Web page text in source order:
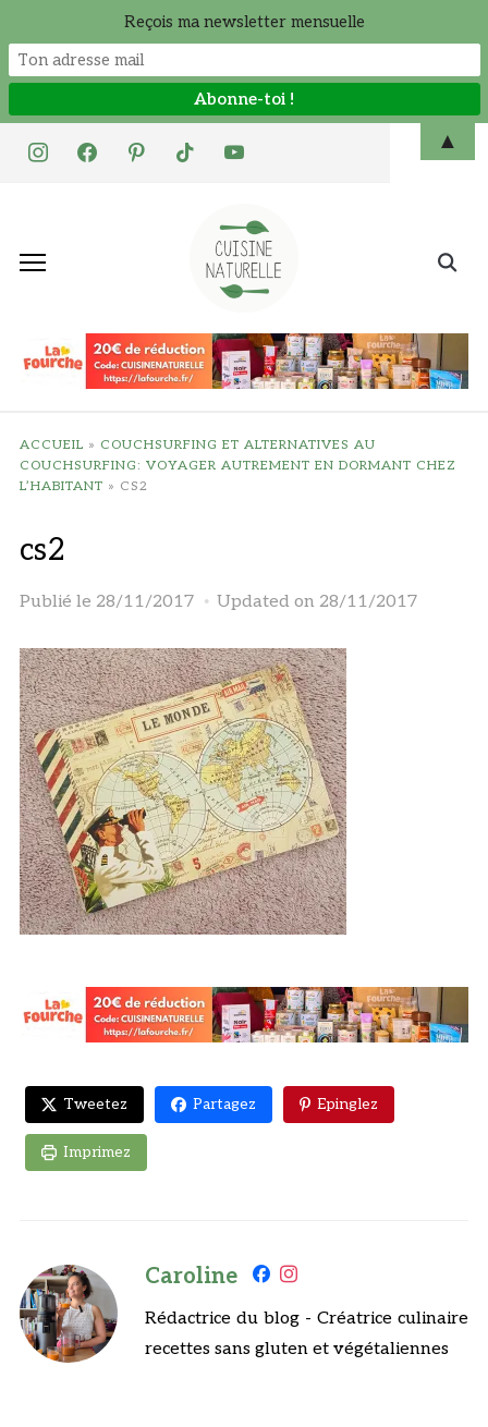
instagramfacebookpinteresttiktok youtube
Search
ACCUEIL » COUCHSURFING ET ALTERNATIVES AU
COUCHSURFING: VOYAGER AUTREMENT EN DORMANT CHEZ
L’HABITANT » CS2
cs2
Publié le 28/11/2017 Updated on 28/11/2017
Tweetez Partagez Epinglez
Imprimez
Caroline
Rédactrice du blog - Créatrice culinaire
recettes sans gluten et végétaliennes
Reçois ma newsletter mensuelle
▲